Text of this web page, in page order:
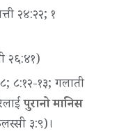
२४:२२; १
२६:४१)
८:१२-१३; गलाती
पुरानो मानिस
३:९)।